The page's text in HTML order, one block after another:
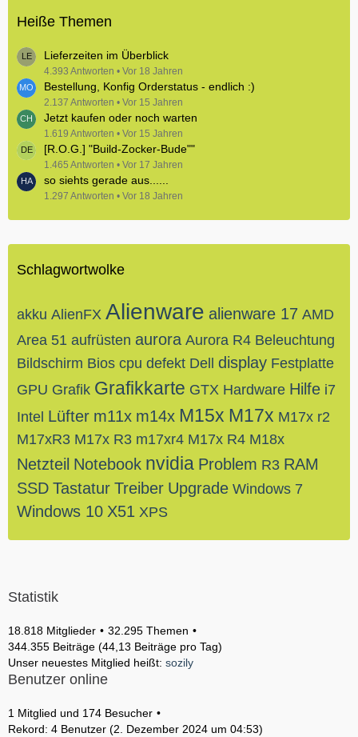
Heiße Themen
Lieferzeiten im Überblick
4.393 Antworten Vor 18 Jahren
Bestellung, Konfig Orderstatus - endlich :)
2.137 Antworten Vor 15 Jahren
Jetzt kaufen oder noch warten
1.619 Antworten Vor 15 Jahren
[R.O.G.] "Build-Zocker-Bude""
1.465 Antworten Vor 17 Jahren
so siehts gerade aus......
1.297 Antworten Vor 18 Jahren
Schlagwortwolke
akku AlienFX Alienware alienware 17 AMD
Area 51 aufrüsten aurora Aurora R4 Beleuchtung
Bildschirm Bios cpu defekt Dell display Festplatte
GPU Grafik Grafikkarte GTX Hardware Hilfe i7
Intel Lüfter m11x m14x M15x M17x M17x r2
M17xR3 M17x R3 m17xr4 M17x R4 M18x
Netzteil Notebook nvidia Problem R3 RAM
SSD Tastatur Treiber Upgrade Windows 7
Windows 10 X51 XPS
Statistik
18.818 Mitglieder
32.295 Themen
344.355 Beiträge (44,13 Beiträge pro Tag)
Unser neuestes Mitglied heißt: sozily
Benutzer online
1 Mitglied und 174 Besucher
Rekord: 4 Benutzer (2. Dezember 2024 um 04:53)